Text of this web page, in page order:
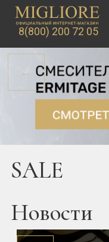
8(800) 200 72 05
←
Предыдущий
SALE
←
Новости